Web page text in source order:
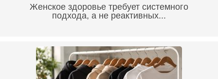
Женское здоровье требует системного
подхода, а не реактивных...